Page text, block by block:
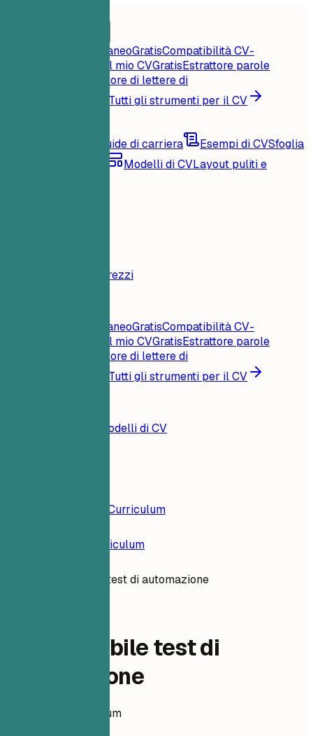
Punteggio CV istantaneoGratisCompatibilità CV-
Critica il mio CVGratisEstrattore parole
Generatore di lettere di
Tutti gli strumenti per il CV
Consigli e guide di carriera Esempi di CVSfoglia
Modelli di CVLayout puliti e
Prezzi
Punteggio CV istantaneoGratisCompatibilità CV-
Critica il mio CVGratisEstrattore parole
Generatore di lettere di
Tutti gli strumenti per il CV
Modelli di CV
Costruttore di Curriculum
Esempi di Curriculum
Responsabile test di automazione
Responsabile test di
automazione
Esempio di curriculum